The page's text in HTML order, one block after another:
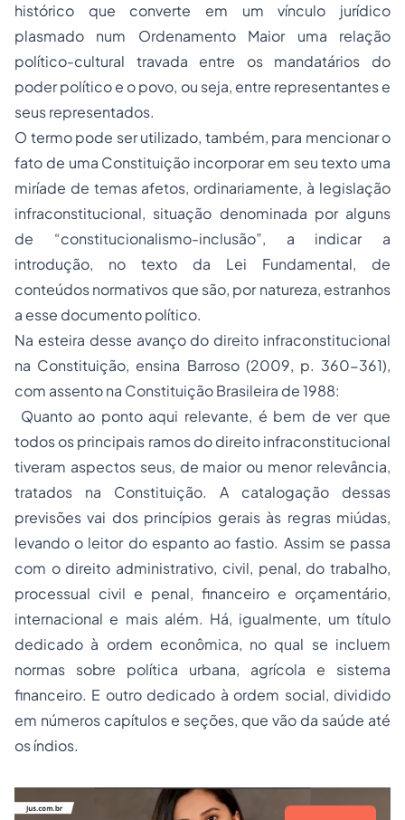
histórico que converte em um vínculo jurídico
plasmado num Ordenamento Maior uma relação
político-cultural travada entre os mandatários do
poder político e o povo, ou seja, entre representantes e
seus representados.
O termo pode ser utilizado, também, para mencionar o
fato de uma Constituição incorporar em seu texto uma
miríade de temas afetos, ordinariamente, à legislação
infraconstitucional, situação denominada por alguns
de “constitucionalismo-inclusão”, a indicar a
introdução, no texto da Lei Fundamental, de
conteúdos normativos que são, por natureza, estranhos
a esse documento político.
Na esteira desse avanço do direito infraconstitucional
na Constituição, ensina Barroso (2009, p. 360-361),
com assento na Constituição Brasileira de 1988:
Quanto ao ponto aqui relevante, é bem de ver que
todos os principais ramos do direito infraconstitucional
tiveram aspectos seus, de maior ou menor relevância,
tratados na Constituição. A catalogação dessas
previsões vai dos princípios gerais às regras miúdas,
levando o leitor do espanto ao fastio. Assim se passa
com o direito administrativo, civil, penal, do trabalho,
processual civil e penal, financeiro e orçamentário,
internacional e mais além. Há, igualmente, um título
dedicado à ordem econômica, no qual se incluem
normas sobre política urbana, agrícola e sistema
financeiro. E outro dedicado à ordem social, dividido
em números capítulos e seções, que vão da saúde até
os índios.